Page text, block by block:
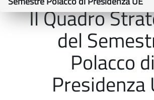
Il Quadro
del
Polacco di
Presidenza